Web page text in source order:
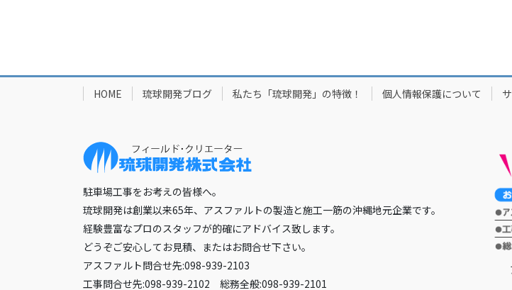
HOME 琉球開発ブログ 私たち「琉球開発」の特徴！ 個人情報保護について
駐車場工事をお考えの皆様へ。
琉球開発は創業以来65年、アスファルトの製造と施工一筋の沖縄地元企業です。
経験豊富なプロのスタッフが的確にアドバイス致します。
どうぞご安心してお見積、またはお問合せ下さい。
アスファルト問合せ先:098-939-2103
工事問合せ先:098-939-2102 総務全般:098-939-2101